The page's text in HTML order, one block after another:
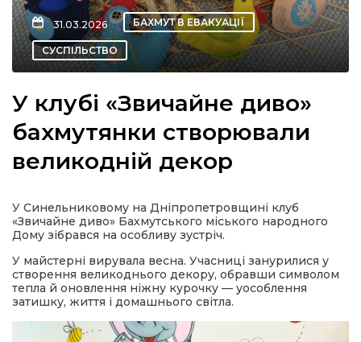
політика
місія
31.03.2026 БАХМУТ В ЕВАКУАЦІЇ
СУСПІЛЬСТВО
У клубі «Звичайне диво»
бахмутянки створювали
великодній декор
У Синельниковому на Дніпропетровщині клуб
«Звичайне диво» Бахмутського міського народного
Дому зібрався на особливу зустріч.
У майстерні вирувала весна. Учасниці занурилися у
створення великоднього декору, обравши символом
тепла й оновлення ніжну курочку — уособлення
затишку, життя і домашнього світла.